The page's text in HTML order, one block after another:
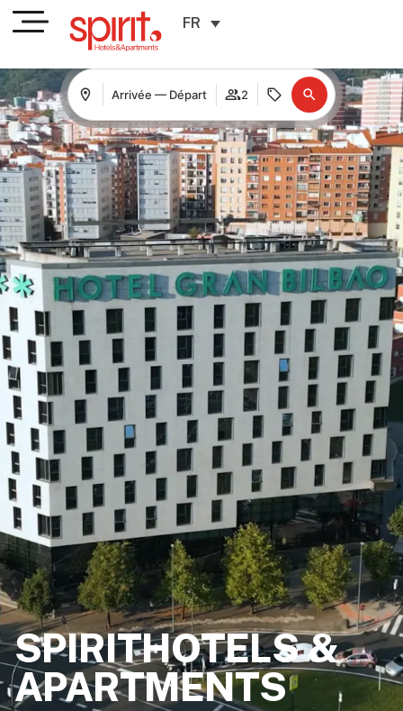
FR
Arrivée — Départ 2
SPIRITHOTELS &
APARTMENTS